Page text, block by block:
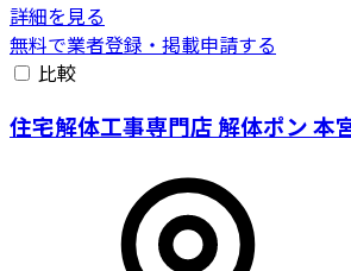
詳細を見る
無料で業者登録・掲載申請する
比較
住宅解体工事専門店 解体ポン 本